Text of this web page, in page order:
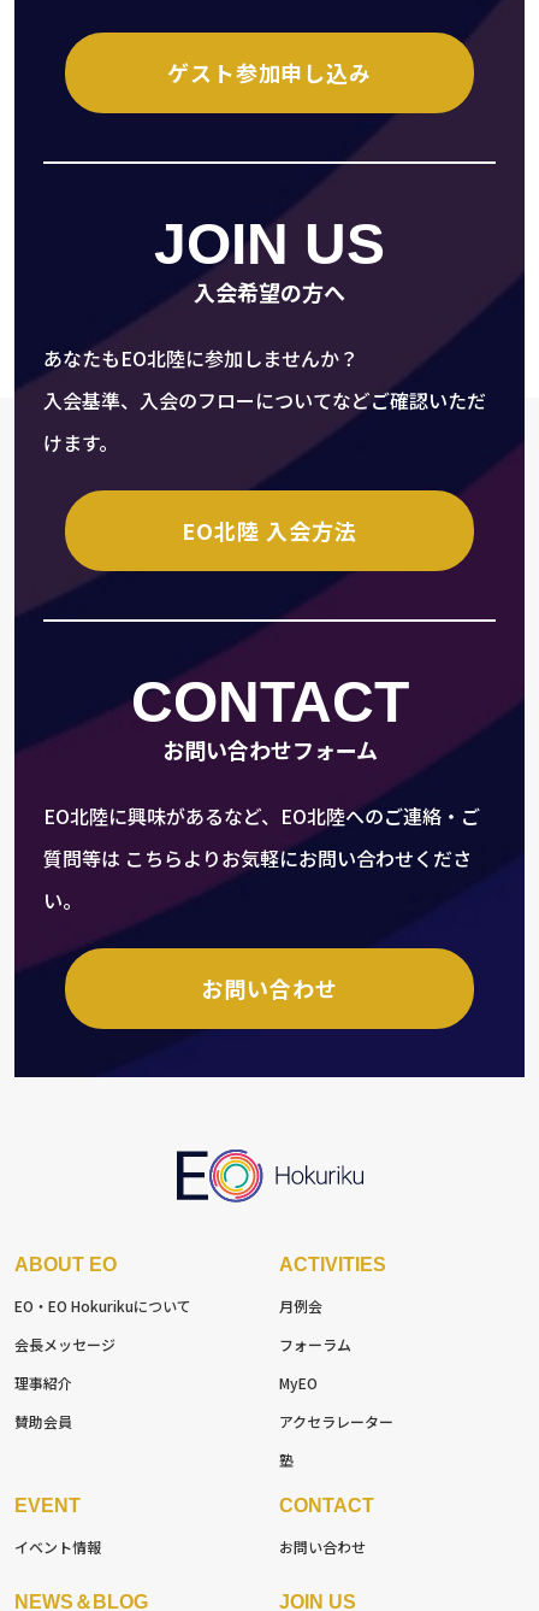
ゲスト参加申し込み
JOIN US
入会希望の方へ
あなたもEO北陸に参加しませんか？
入会基準、入会のフローについてなどご確認いただ
けます。
EO北陸 入会方法
CONTACT
お問い合わせフォーム
EO北陸に興味があるなど、EO北陸へのご連絡・ご
質問等は こちらよりお気軽にお問い合わせくださ
い。
お問い合わせ
ABOUT EO
EO・EO Hokurikuについて
会長メッセージ
理事紹介
賛助会員
ACTIVITIES
月例会
フォーラム
MyEO
アクセラレーター
塾
EVENT
イベント情報
NEWS＆BLOG
CONTACT
お問い合わせ
JOIN US